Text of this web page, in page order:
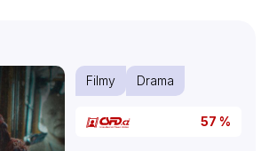
Filmy Drama
57 %